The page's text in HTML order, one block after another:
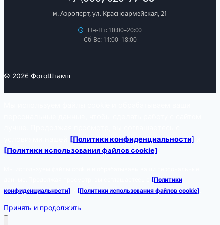
м. Аэропорт, ул. Красноармейская, 21
Пн-Пт: 10:00–20:00
Сб-Вс: 11:00–18:00
© 2026 ФотоШтамп
[Политики конфиденциальности]
[Политики использования файлов cookie]
[Политики
конфиденциальности]
[Политики использования файлов cookie]
Принять и продолжить